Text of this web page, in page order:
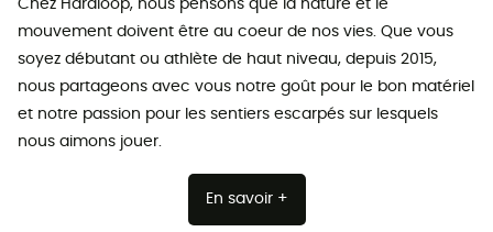
Chez Hardloop, nous pensons que la nature et le
mouvement doivent être au coeur de nos vies. Que vous
soyez débutant ou athlète de haut niveau, depuis 2015,
nous partageons avec vous notre goût pour le bon matériel
et notre passion pour les sentiers escarpés sur lesquels
nous aimons jouer.
En savoir +